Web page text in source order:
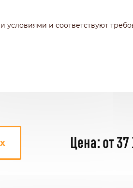
условиями и соответствуют
Цена: от